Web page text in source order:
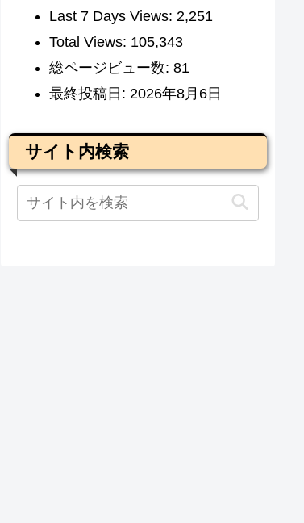
Last 7 Days Views: 2,251
Total Views: 105,343
総ページビュー数: 81
最終投稿日: 2026年8月6日
サイト内検索